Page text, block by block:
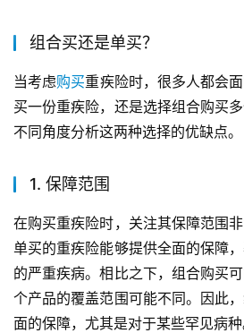
组合买还是单买？
当考虑购买重疾险时，很多人都会
买一份重疾险，还是选择组合购买
不同角度分析这两种选择的优缺点。
1. 保障范围
在购买重疾险时，关注其保障范围非
单买的重疾险能够提供全面的保障
的严重疾病。相比之下，组合购买
个产品的覆盖范围可能不同。因此
面的保障，尤其是对于某些罕见病种